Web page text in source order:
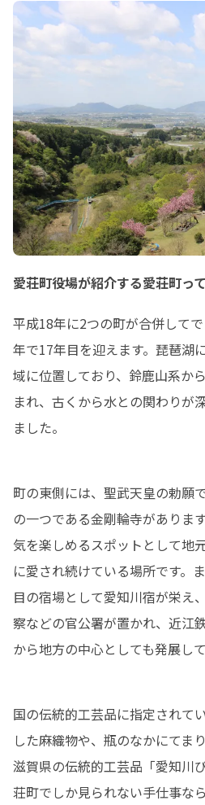
愛荘町役場が紹介する愛荘町っ
平成18年に2つの町が合併して
年で17年目を迎えます。琵琶湖
域に位置しており、鈴鹿山系か
まれ、古くから水との関わりが
ました。
町の東側には、聖武天皇の勅願
の一つである金剛輪寺がありま
気を楽しめるスポットとして地
に愛され続けている場所です。
目の宿場として愛知川宿が栄え
察などの官公署が置かれ、近江
から地方の中心としても発展し
国の伝統的工芸品に指定されて
した麻織物や、瓶のなかにてま
滋賀県の伝統的工芸品「愛知川
荘町でしか見られない手仕事な